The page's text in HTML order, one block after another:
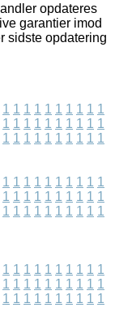
opdateres
garantier imod
sidste opdatering
1 1 1 1 1 1 1 1 1 1
1 1 1 1 1 1 1 1 1 1
1 1 1 1 1 1 1 1 1 1
1 1 1 1 1 1 1 1 1 1
1 1 1 1 1 1 1 1 1 1
1 1 1 1 1 1 1 1 1 1
1 1 1 1 1 1 1 1 1 1
1 1 1 1 1 1 1 1 1 1
1 1 1 1 1 1 1 1 1 1